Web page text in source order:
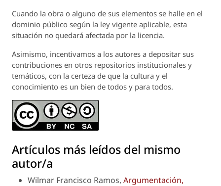
Cuando la obra o alguno de sus elementos se halle en el
dominio público según la ley vigente aplicable, esta
situación no quedará afectada por la licencia.
Asimismo, incentivamos a los autores a depositar sus
contribuciones en otros repositorios institucionales y
temáticos, con la certeza de que la cultura y el
conocimiento es un bien de todos y para todos.
Artículos más leídos del mismo
autor/a
Wilmar Francisco Ramos, Argumentación,